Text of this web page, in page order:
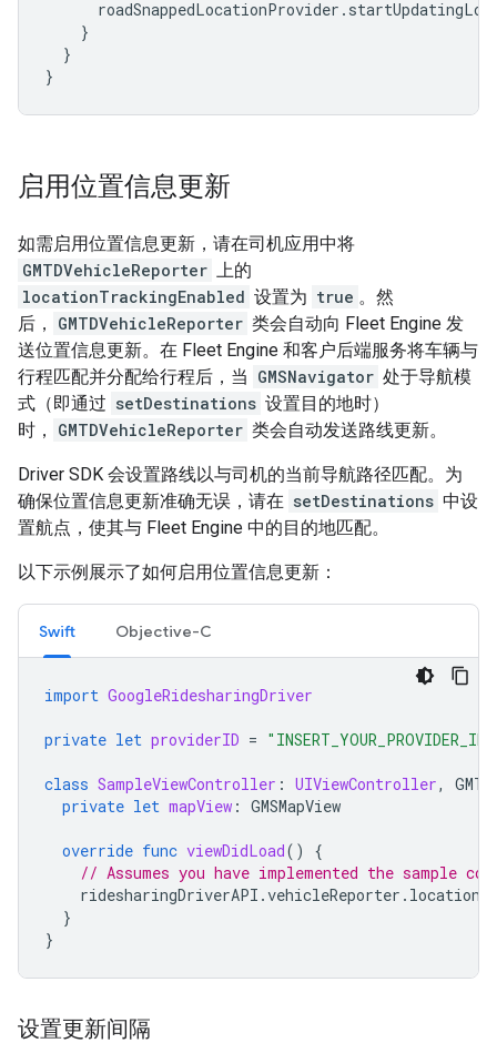
roadSnappedLocationProvider .
}
}
}
启用位置信息更新
如需启用位置信息更新，请在司机应用中将
GMTDVehicleReporter 上的
locationTrackingEnabled 设置为 true 。然
后，
GMTDVehicleReporter 类会自动向 Fleet Engine 发
送位置信息更新。在 Fleet Engine 和客户后端服务将车辆与
行程匹配并分配给行程后，当 GMSNavigator 处于导航模
式（即通过 setDestinations 设置目的地时）
时，
GMTDVehicleReporter 类会自动发送路线更新。
Driver SDK 会设置路线以与司机的当前导航路径匹配。为
确保位置信息更新准确无误，请在 setDestinations 中设
置航点，使其与 Fleet Engine 中的目的地匹配。
以下示例展示了如何启用位置信息更新：
Swift Objective-C
import GoogleRidesharingDriver
private let providerID = "INSERT_YOUR_PROVIDER_ID"
class SampleViewController : UIViewController,
private let mapView : GMSMapView
override func viewDidLoad()
{
// Assumes you have implemented the sample
ridesharingDriverAPI .vehicleReporter .
}
}
设置更新间隔